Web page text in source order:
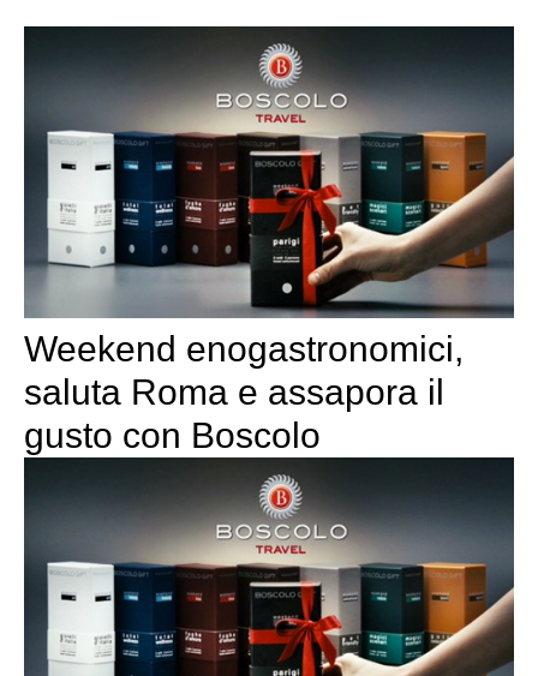
Weekend enogastronomici,
saluta Roma e assapora il
gusto con Boscolo